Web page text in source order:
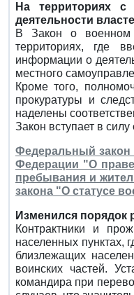
На территориях
деятельности
В Закон о военном
территориях, где
информации о
местного
Кроме того,
прокуратуры и
наделены
Закон вступает в
Федеральный закон
Федерации "О
пребывания и
закона "О статусе
Изменился порядок
Контрактники и
населенных пунктах,
близлежащих
воинских частей.
командира при